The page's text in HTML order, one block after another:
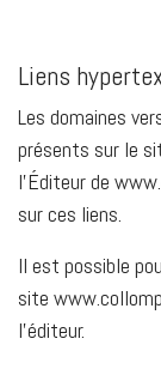
Liens
Les domaines
présents sur le
l’Éditeur de
sur ces liens.
Il est possible
site
l’éditeur.